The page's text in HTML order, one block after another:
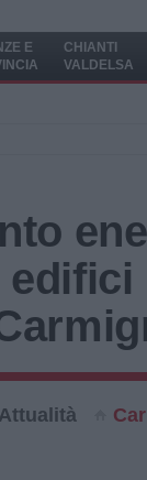
E
CHIANTI
VALDELSA
edifici
Attualità